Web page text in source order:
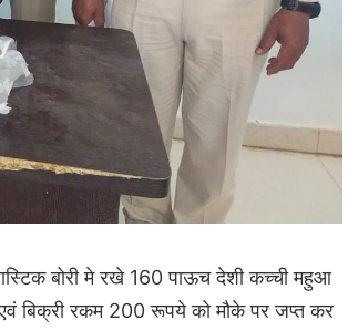
बोरी मे रखे 160 पाऊच देशी कच्ची महुआ
बिक्री रकम 200 रूपये को मौके पर जप्त कर